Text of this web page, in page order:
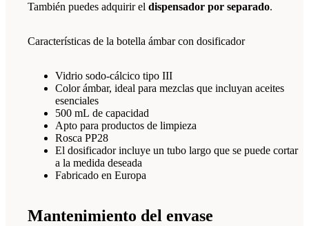
También puedes adquirir el dispensador por separado.
Características de la botella ámbar con dosificador
Vidrio sodo-cálcico tipo III
Color ámbar, ideal para mezclas que incluyan aceites
esenciales
500 mL de capacidad
Apto para productos de limpieza
Rosca PP28
El dosificador incluye un tubo largo que se puede cortar
a la medida deseada
Fabricado en Europa
Mantenimiento del envase